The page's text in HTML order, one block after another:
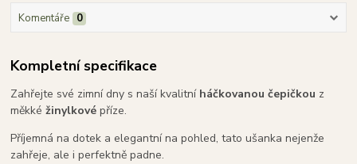
Komentáře 0
Kompletní specifikace
Zahřejte své zimní dny s naší kvalitní háčkovanou čepičkou z
měkké žinylkové příze.
Příjemná na dotek a elegantní na pohled, tato ušanka nejenže
zahřeje, ale i perfektně padne.